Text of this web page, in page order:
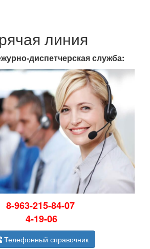
линия
диспетчерская служба:
8-963-215-84-07
4-19-06
Телефонный справочник